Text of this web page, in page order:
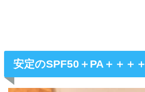
安定のSPF50＋PA＋＋＋＋